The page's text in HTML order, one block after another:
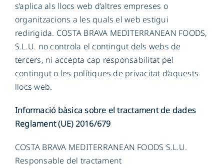
s’aplica als llocs web d’altres empreses o
organitzacions a les quals el web estigui
redirigida. COSTA BRAVA MEDITERRANEAN FOODS,
S.L.U. no controla el contingut dels webs de
tercers, ni accepta cap responsabilitat pel
contingut o les polítiques de privacitat d’aquests
llocs web.
Informació bàsica sobre el tractament de dades
Reglament (UE) 2016/679
COSTA BRAVA MEDITERRANEAN FOODS S.L.U.
Responsable del tractament